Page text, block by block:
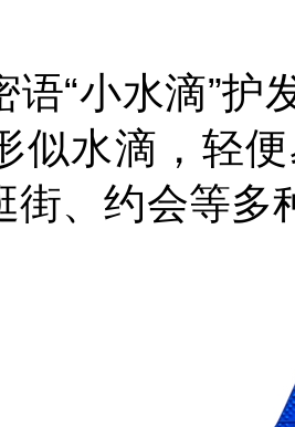
语“小水滴”
似水滴，轻
街、约会等多